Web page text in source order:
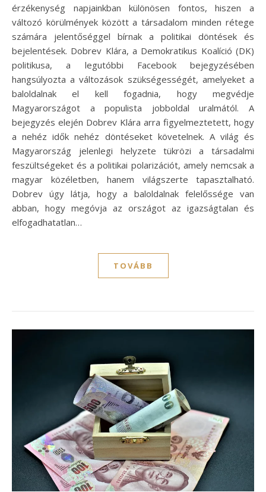
érzékenység napjainkban különösen fontos, hiszen a
változó körülmények között a társadalom minden rétege
számára jelentőséggel bírnak a politikai döntések és
bejelentések. Dobrev Klára, a Demokratikus Koalíció (DK)
politikusa, a legutóbbi Facebook bejegyzésében
hangsúlyozta a változások szükségességét, amelyeket a
baloldalnak el kell fogadnia, hogy megvédje
Magyarországot a populista jobboldal uralmától. A
bejegyzés elején Dobrev Klára arra figyelmeztetett, hogy
a nehéz idők nehéz döntéseket követelnek. A világ és
Magyarország jelenlegi helyzete tükrözi a társadalmi
feszültségeket és a politikai polarizációt, amely nemcsak a
magyar közéletben, hanem világszerte tapasztalható.
Dobrev úgy látja, hogy a baloldalnak felelőssége van
abban, hogy megóvja az országot az igazságtalan és
elfogadhatatlan…
TOVÁBB